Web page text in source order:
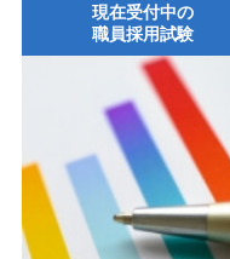
現在受付中の
職員採用試験